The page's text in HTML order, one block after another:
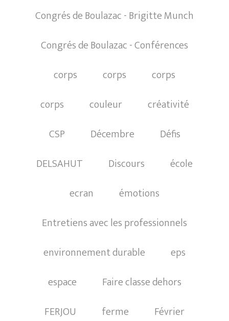
Congrés de Boulazac - Brigitte Munch
Congrés de Boulazac - Conférences
corps
corps
corps
corps
couleur
créativité
CSP
Décembre
Défis
DELSAHUT
Discours
école
ecran
émotions
Entretiens avec les professionnels
environnement durable
eps
espace
Faire classe dehors
FERJOU
ferme
Février